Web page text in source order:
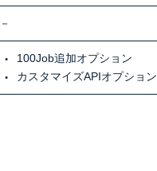
－
100Job追加オプション
カスタマイズAPIオプション